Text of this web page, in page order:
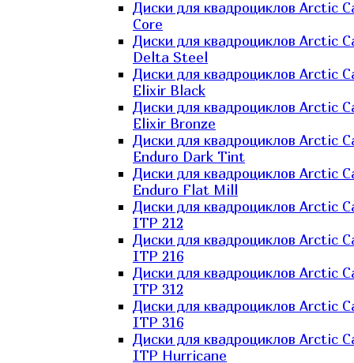
Диски для квадроциклов Arctic
Core
Диски для квадроциклов Arctic
Delta Steel
Диски для квадроциклов Arctic
Elixir Black
Диски для квадроциклов Arctic
Elixir Bronze
Диски для квадроциклов Arctic
Enduro Dark Tint
Диски для квадроциклов Arctic
Enduro Flat Mill
Диски для квадроциклов Arctic
ITP 212
Диски для квадроциклов Arctic
ITP 216
Диски для квадроциклов Arctic
ITP 312
Диски для квадроциклов Arctic
ITP 316
Диски для квадроциклов Arctic
ITP Hurricane